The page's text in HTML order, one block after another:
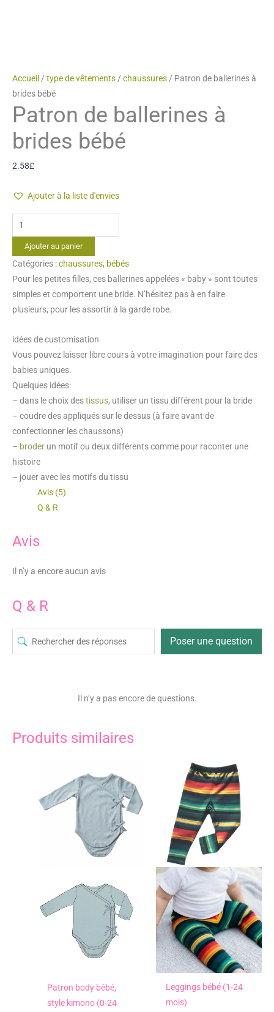
Accueil / type de vêtements / chaussures / Patron de ballerines à
brides bébé
Patron de ballerines à
brides bébé
2.58£
Ajouter à la liste d'envies
quantité
de
Patron
de
ballerines
à
brides
Ajouter au panier
Catégories :chaussures, bébés
Pour les petites filles, ces ballerines appelées « baby » sont toutes
simples et comportent une bride. N’hésitez pas à en faire
plusieurs, pour les assortir à la garde robe.
idées de customisation
Vous pouvez laisser libre cours à votre imagination pour faire des
babies uniques.
Quelques idées:
– dans le choix destissus, utiliser un tissu différent pour la bride
– coudre des appliqués sur le dessus (à faire avant de
confectionner les chaussons)
– broder un motif ou deux différents comme pour raconter une
histoire
– jouer avec les motifs du tissu
Avis (5)
Q & R
Avis
Il n’y a encore aucun avis
Q & R
Poser une question
Il n’y a pas encore de questions.
Produits similaires
Patron body bébé,
style kimono (0-24
Leggings bébé (1-24
mois)